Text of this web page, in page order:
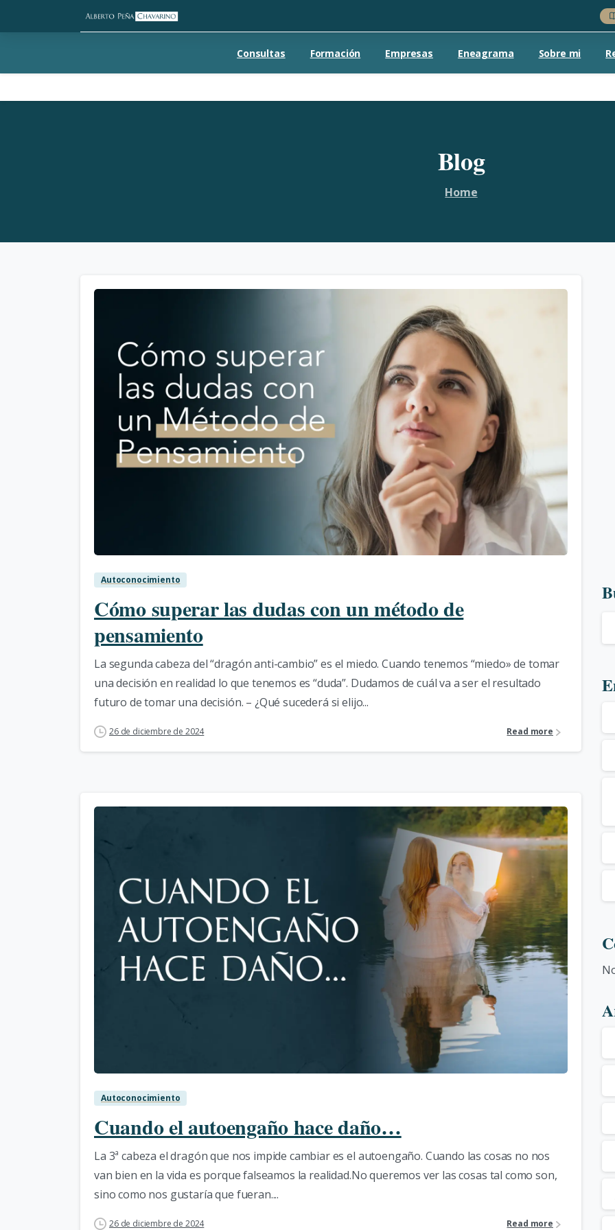
Consultas Formación Empresas Eneagrama Sobre mi
Blog
Home
Autoconocimiento
Cómo superar las dudas con un método de
pensamiento
La segunda cabeza del “dragón anti-cambio” es el miedo. Cuando tenemos “miedo» de tomar
una decisión en realidad lo que tenemos es “duda”. Dudamos de cuál va a ser el resultado
futuro de tomar una decisión. – ¿Qué sucederá si elijo...
26 de diciembre de 2024 Read more
Autoconocimiento
Cuando el autoengaño hace daño…
La 3ª cabeza el dragón que nos impide cambiar es el autoengaño. Cuando las cosas no nos
van bien en la vida es porque falseamos la realidad.No queremos ver las cosas tal como son,
sino como nos gustaría que fueran....
26 de diciembre de 2024 Read more